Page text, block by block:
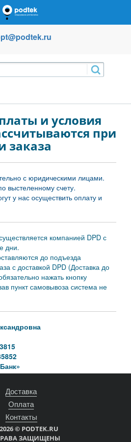
и условия
при
заказа
с юридическими лицами.
выстеленному счету.
у нас осуществить оплату и
компанией DPD с
дни.
до подъезда
с доставкой DPD (Доставка до
нажать кнопку
пункт самовывоза система не
Доставка
Оплата
Контакты
© PODTEK.RU
ЗАЩИЩЕНЫ